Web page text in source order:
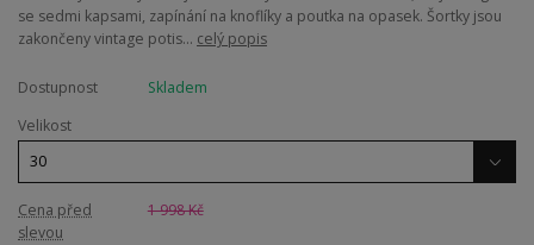
se sedmi kapsami, zapínání na knoflíky a poutka na opasek. Šortky jsou
zakončeny vintage potis... celý popis
Dostupnost
Skladem
Velikost
Cena před
slevou
1 998 Kč